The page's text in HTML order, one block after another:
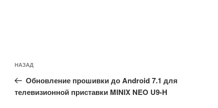
по
записям
Предыдущая
запись:
НАЗАД
Обновление прошивки до Android 7.1 для
телевизионной приставки MINIX NEO U9-H